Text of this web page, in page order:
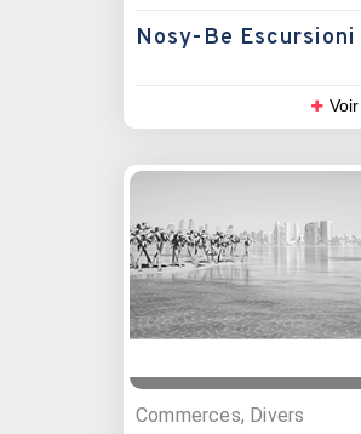
Nosy-Be Escursioni
Commerces, Divers